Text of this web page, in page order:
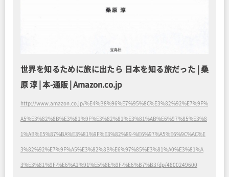
世界を知るために旅に出たら 日本を知る旅だった | 桑
原 淳 | 本-通販 | Amazon.co.jp
http://www.amazon.co.jp/%E4%B8%96%E7%95%8C%E3%82%92%E7%9F%
A5%E3%82%8B%E3%81%9F%E3%82%81%E3%81%AB%E6%97%85%E3%8
1%AB%E5%87%BA%E3%81%9F%E3%82%89-%E6%97%A5%E6%9C%AC%E
3%82%92%E7%9F%A5%E3%82%8B%E6%97%85%E3%81%A0%E3%81%A
3%E3%81%9F-%E6%A1%91%E5%8E%9F-%E6%B7%B3/dp/4800249600